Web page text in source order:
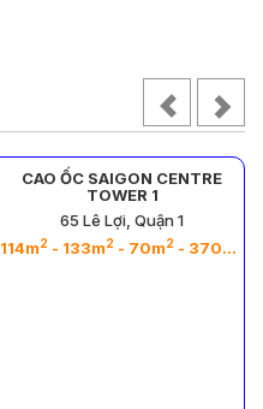
- 261m2- 500m 2- 600m
2- 70m2
CAO ỐC SAIGON CENTRE
TOWER 1
65 Lê Lợi, Quận 1
114m2 - 133m2 - 70m2 - 370m